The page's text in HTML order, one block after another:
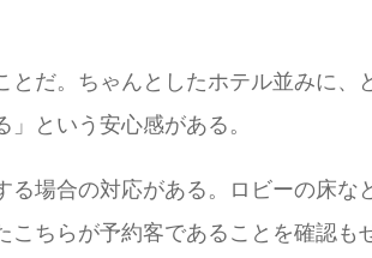
だ。ちゃんとしたホテル並みに、
という安心感がある。
場合の対応がある。ロビーの床な
ちらが予約客であることを確認も